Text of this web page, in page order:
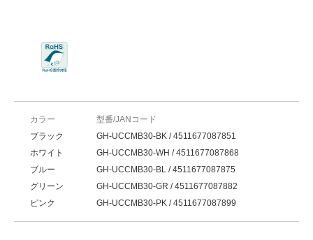
カラー
型番/JANコード
ブラック
GH-UCCMB30-BK / 4511677087851
ホワイト
GH-UCCMB30-WH / 4511677087868
ブルー
GH-UCCMB30-BL / 4511677087875
グリーン
GH-UCCMB30-GR / 4511677087882
ピンク
GH-UCCMB30-PK / 4511677087899